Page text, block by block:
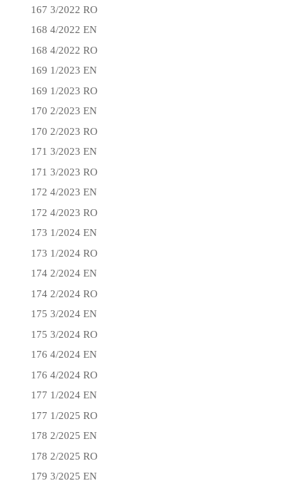
167 3/2022 RO
168 4/2022 EN
168 4/2022 RO
169 1/2023 EN
169 1/2023 RO
170 2/2023 EN
170 2/2023 RO
171 3/2023 EN
171 3/2023 RO
172 4/2023 EN
172 4/2023 RO
173 1/2024 EN
173 1/2024 RO
174 2/2024 EN
174 2/2024 RO
175 3/2024 EN
175 3/2024 RO
176 4/2024 EN
176 4/2024 RO
177 1/2024 EN
177 1/2025 RO
178 2/2025 EN
178 2/2025 RO
179 3/2025 EN